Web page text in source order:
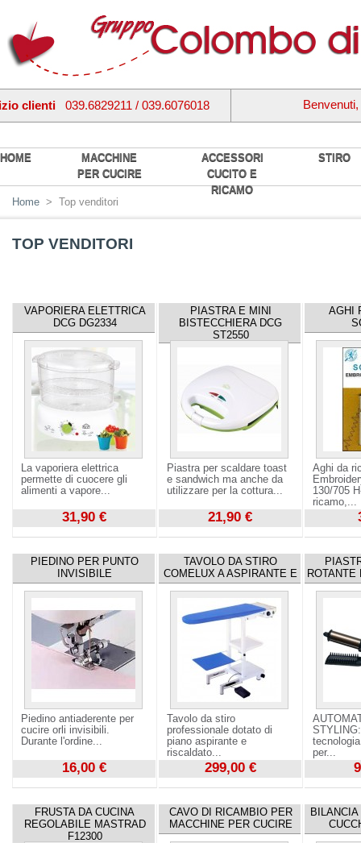
HOME
MACCHINE
PER CUCIRE
ACCESSORI
CUCITO E
RICAMO
STIRO
clienti 039.6829211 / 039.6076018 Benvenuti,
Home > Top venditori
TOP VENDITORI
VAPORIERA ELETTRICA
DCG DG2334
La vaporiera elettrica
permette di cuocere gli
alimenti a vapore...
31,90 €
PIASTRA E MINI
BISTECCHIERA DCG
ST2550
Piastra per scaldare toast
e sandwich ma anche da
utilizzare per la cottura...
21,90 €
AGHI
Aghi da
130/705
ricamo,...
PIEDINO PER PUNTO
INVISIBILE
Piedino antiaderente per
cucire orli invisibili.
Durante l'ordine...
16,00 €
TAVOLO DA STIRO
COMELUX A ASPIRANTE E
Tavolo da stiro
professionale dotato di
piano aspirante e
riscaldato...
299,00 €
ROTANTE
per...
FRUSTA DA CUCINA
REGOLABILE MASTRAD
F12300
CAVO DI RICAMBIO PER
MACCHINE PER CUCIRE